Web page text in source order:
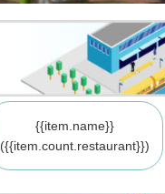
{{item.name}}
({{item.count.restaurant}})